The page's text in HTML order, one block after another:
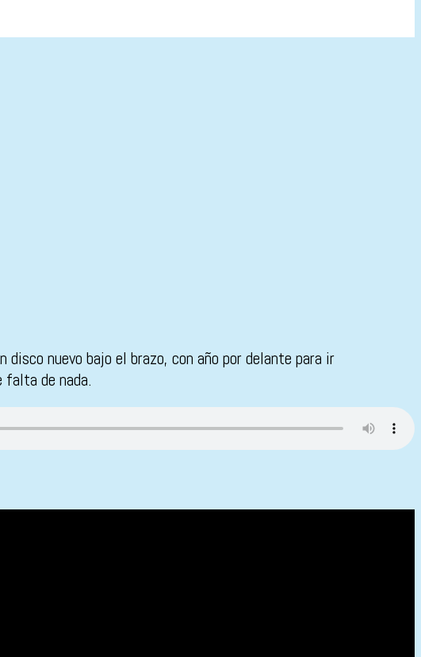
nuevo bajo el brazo, con año por delante para ir
falta de nada.